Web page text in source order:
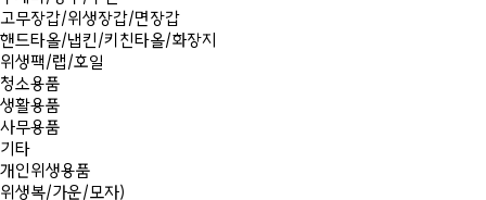
고무장갑/위생장갑/면장갑
핸드타올/냅킨/키친타올/화장지
위생팩/랩/호일
청소용품
생활용품
사무용품
기타
개인위생용품
위생복/가운/모자)